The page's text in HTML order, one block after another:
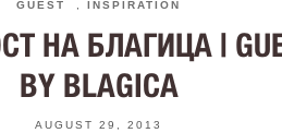
GUEST ,INSPIRATION
НА БЛАГИЦА |
BY BLAGICA
AUGUST 29, 2013